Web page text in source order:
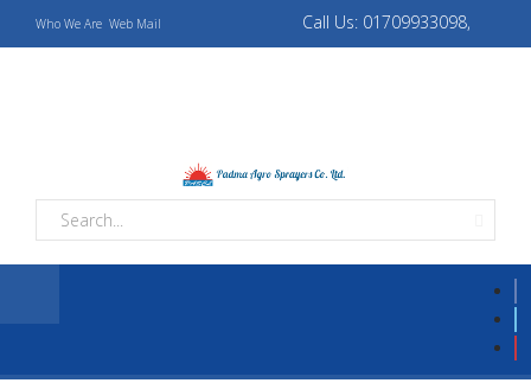
Who We Are Web Mail
Call Us: 01709933098,